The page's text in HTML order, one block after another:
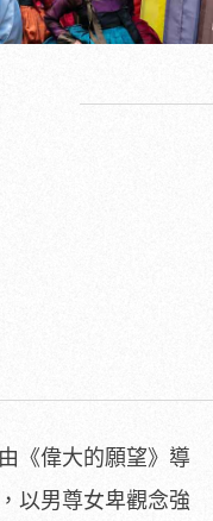
《偉大的願望》導
以男尊女卑觀念強